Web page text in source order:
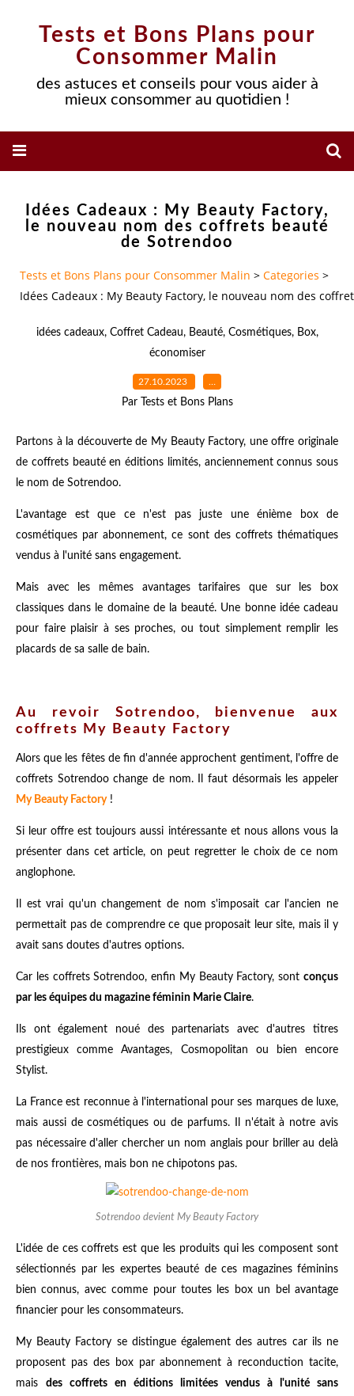
Tests et Bons Plans pour
Consommer Malin
des astuces et conseils pour vous aider à
mieux consommer au quotidien !
Idées Cadeaux : My Beauty Factory,
le nouveau nom des coffrets beauté
de Sotrendoo
Tests et Bons Plans pour Consommer Malin > Categories >
Idées Cadeaux : My Beauty Factory, le nouveau nom des
idées cadeaux, Coffret Cadeau, Beauté, Cosmétiques, Box,
économiser
27.10.2023 …
Par Tests et Bons Plans
Partons à la découverte de My Beauty Factory, une offre originale
de coffrets beauté en éditions limités, anciennement connus sous
le nom de Sotrendoo.
L'avantage est que ce n'est pas juste une énième box de
cosmétiques par abonnement, ce sont des coffrets thématiques
vendus à l'unité sans engagement.
Mais avec les mêmes avantages tarifaires que sur les box
classiques dans le domaine de la beauté. Une bonne idée cadeau
pour faire plaisir à ses proches, ou tout simplement remplir les
placards de sa salle de bain.
Au revoir Sotrendoo, bienvenue aux
coffrets My Beauty Factory
Alors que les fêtes de fin d'année approchent gentiment, l'offre de
coffrets Sotrendoo change de nom. Il faut désormais les appeler
My Beauty Factory!
Si leur offre est toujours aussi intéressante et nous allons vous la
présenter dans cet article, on peut regretter le choix de ce nom
anglophone.
Il est vrai qu'un changement de nom s'imposait car l'ancien ne
permettait pas de comprendre ce que proposait leur site, mais il y
avait sans doutes d'autres options.
Car les coffrets Sotrendoo, enfin My Beauty Factory, sont conçus
par les équipes du magazine féminin Marie Claire.
Ils ont également noué des partenariats avec d'autres titres
prestigieux comme Avantages, Cosmopolitan ou bien encore
Stylist.
La France est reconnue à l'international pour ses marques de luxe,
mais aussi de cosmétiques ou de parfums. Il n'était à notre avis
pas nécessaire d'aller chercher un nom anglais pour briller au delà
de nos frontières, mais bon ne chipotons pas.
Sotrendoo devient My Beauty Factory
L'idée de ces coffrets est que les produits qui les composent sont
sélectionnés par les expertes beauté de ces magazines féminins
bien connus, avec comme pour toutes les box un bel avantage
financier pour les consommateurs.
My Beauty Factory se distingue également des autres car ils ne
proposent pas des box par abonnement à reconduction tacite,
mais des coffrets en éditions limitées vendus à l'unité sans